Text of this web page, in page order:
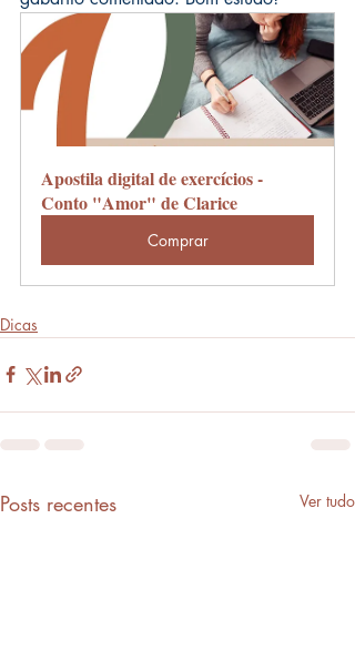
Apostila digital de exercícios -
Conto "Amor" de Clarice
Comprar
Dicas
Posts recentes Ver tudo